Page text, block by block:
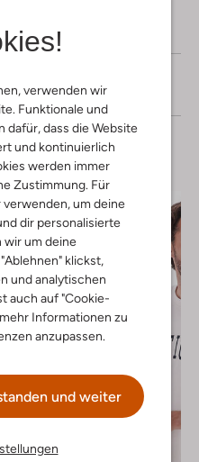
verwenden wir
Funktionale und
dafür, dass die Website
und kontinuierlich
werden immer
Zustimmung. Für
um deine
dir personalisierte
wir um deine
klickst,
und analytischen
auch auf "Cookie-
Informationen zu
anzupassen.
und weiter
Look